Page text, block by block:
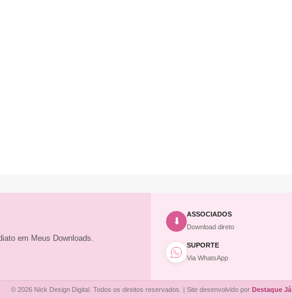
em Meus Downloads.
⬇
ASSOCIADOS
Download direto
SUPORTE
Via WhatsApp
© 2026 Nick Design Digital. Todos os direitos reservados. | Site desenvolvido por Destaque Já